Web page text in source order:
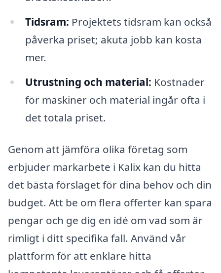
Tidsram: Projektets tidsram kan också
påverka priset; akuta jobb kan kosta
mer.
Utrustning och material: Kostnader
för maskiner och material ingår ofta i
det totala priset.
Genom att jämföra olika företag som
erbjuder markarbete i Kalix kan du hitta
det bästa förslaget för dina behov och din
budget. Att be om flera offerter kan spara
pengar och ge dig en idé om vad som är
rimligt i ditt specifika fall. Använd vår
plattform för att enklare hitta